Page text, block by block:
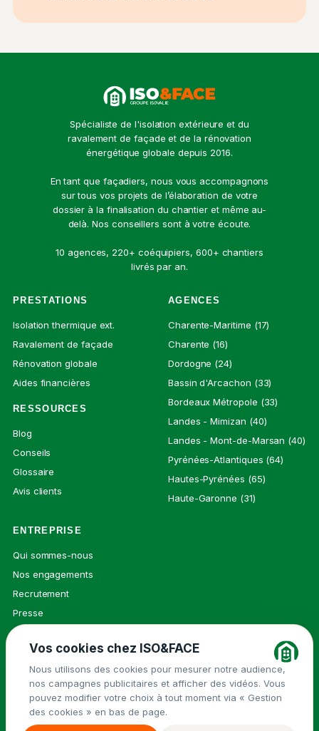
Spécialiste de l'isolation extérieure et du
ravalement de façade et de la rénovation
énergétique globale depuis 2016.
En tant que façadiers, nous vous accompagnons
sur tous vos projets de l’élaboration de votre
dossier à la finalisation du chantier et même au-
delà. Nos conseillers sont à votre écoute.
10 agences, 220+ coéquipiers, 600+ chantiers
livrés par an.
PRESTATIONS
Isolation thermique ext.
Ravalement de façade
Rénovation globale
Aides financières
RESSOURCES
Blog
Conseils
Glossaire
Avis clients
AGENCES
Charente-Maritime (17)
Charente (16)
Dordogne (24)
Bassin d'Arcachon (33)
Bordeaux Métropole (33)
Landes - Mimizan (40)
Landes - Mont-de-Marsan (40)
Pyrénées-Atlantiques (64)
Hautes-Pyrénées (65)
Haute-Garonne (31)
ENTREPRISE
Qui sommes-nous
Nos engagements
Recrutement
Presse
Contact
© 2026 ISO&FACE ·
Groupe Isovalie
Mentions légales
Politique de confidentialité
Vos cookies chez ISO&FACE
Nous utilisons des cookies pour mesurer notre audience,
nos campagnes publicitaires et afficher des vidéos. Vous
pouvez modifier votre choix à tout moment via « Gestion
des cookies » en bas de page.